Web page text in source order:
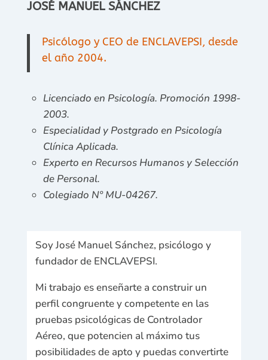
JOSÉ MANUEL SÁNCHEZ
Psicólogo y CEO de ENCLAVEPSI, desde
el año 2004.
Licenciado en Psicología. Promoción 1998-
2003.
Especialidad y Postgrado en Psicología
Clínica Aplicada.
Experto en Recursos Humanos y Selección
de Personal.
Colegiado Nº MU-04267.
Soy José Manuel Sánchez, psicólogo y
fundador de ENCLAVEPSI.
Mi trabajo es enseñarte a construir un
perfil congruente y competente en las
pruebas psicológicas de Controlador
Aéreo, que potencien al máximo tus
posibilidades de apto y puedas convertirte